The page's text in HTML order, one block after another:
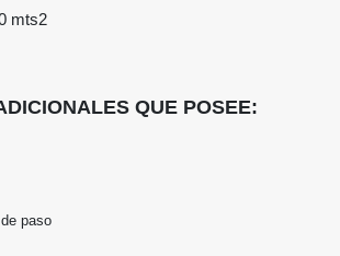
mts2
QUE POSEE:
paso